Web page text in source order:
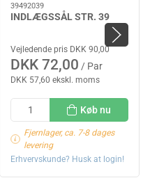
39492039
INDLÆGSSÅL STR. 39
Vejledende pris DKK 90,00
DKK 72,00 / Par
DKK 57,60 ekskl. moms
Køb nu
Fjernlager, ca. 7-8 dages
levering
Erhvervskunde? Husk at login!